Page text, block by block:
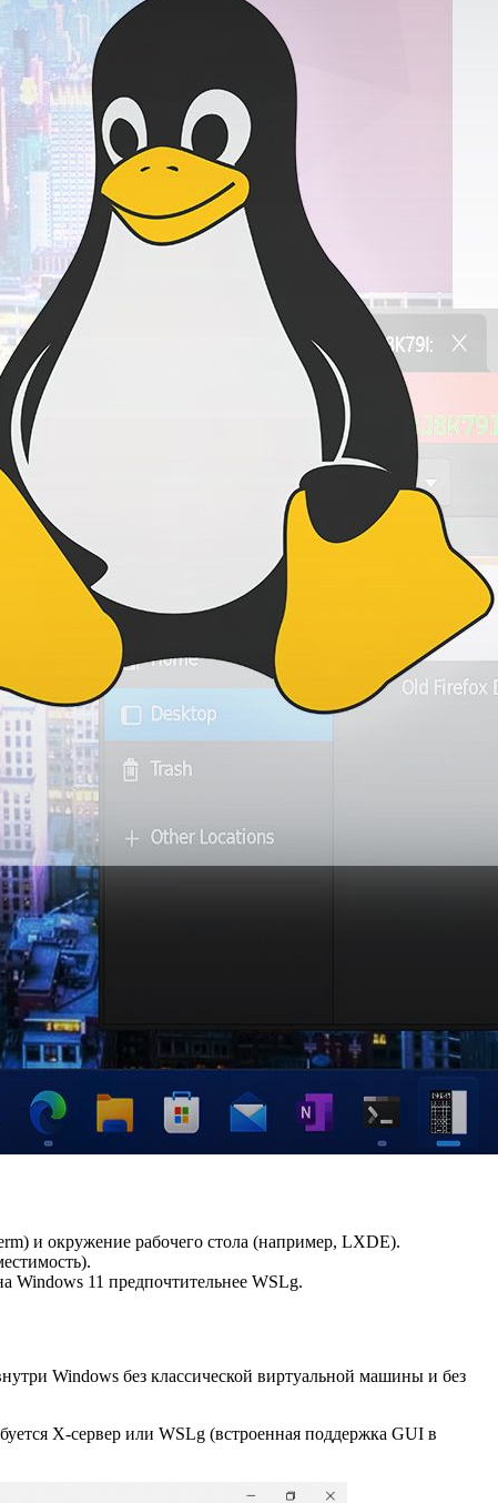
и окружение рабочего стола (например, LXDE).
Windows 11 предпочтительнее WSLg.
Windows без классической виртуальной машины и без
X‑сервер или WSLg (встроенная поддержка GUI в